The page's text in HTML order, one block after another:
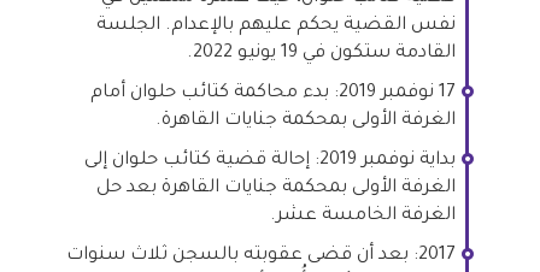
نفس القضية يحكم عليهم بالإعدام. الجلسة
القادمة ستكون في 19 يونيو 2022.
17 نوفمبر 2019: بدء محاكمة كتائب حلوان أمام
الغرفة الأولى بمحكمة جنايات القاهرة.
بداية نوفمبر 2019: إحالة قضية كتائب حلوان إلى
الغرفة الأولى بمحكمة جنايات القاهرة بعد حل
الغرفة الخامسة عشر.
2017: بعد أن قضى عقوبته بالسجن ثلاث سنوات